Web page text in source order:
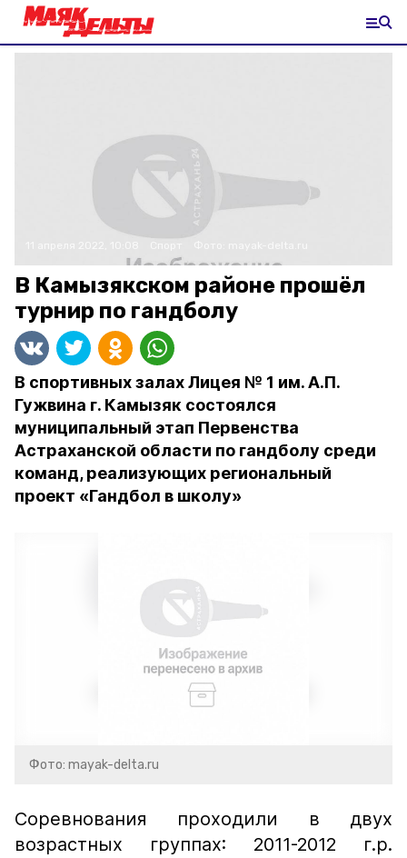
В Камызякском районе прошёл
турнир по гандболу
В спортивных залах Лицея № 1 им. А.П.
Гужвина г. Камызяк состоялся
муниципальный этап Первенства
Астраханской области по гандболу среди
команд, реализующих региональный
проект «Гандбол в школу»
Фото: mayak-delta.ru
Соревнования проходили в двух
возрастных группах: 2011-2012 г.р.